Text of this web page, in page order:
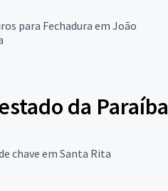
para Fechadura em João
da Paraíba
chave em Santa Rita